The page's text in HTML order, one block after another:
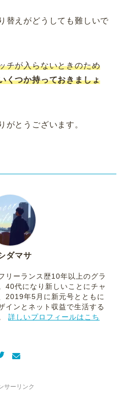
替えがどうしても難しいで
チが入らないときのため
くつか持っておきましょ
がとうございます。
ダマサ
リーランス歴10年以上のグラ
40代になり新しいことにチャ
2019年5月に新元号とともに
インとネット収益で生活する
詳しいプロフィールはこち
サーリンク